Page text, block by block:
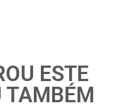
ESTE
TAMBÉM